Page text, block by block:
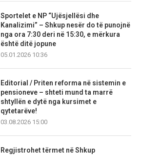
Sportelet e NP “Ujësjellësi dhe
Kanalizimi” – Shkup nesër do të punojnë
nga ora 7:30 deri në 15:30, e mërkura
është ditë jopune
05.01.2026 10:36
Editorial / Priten reforma në sistemin e
pensioneve – shteti mund ta marrë
shtyllën e dytë nga kursimet e
qytetarëve!
03.08.2026 15:00
Regjistrohet tërmet në Shkup